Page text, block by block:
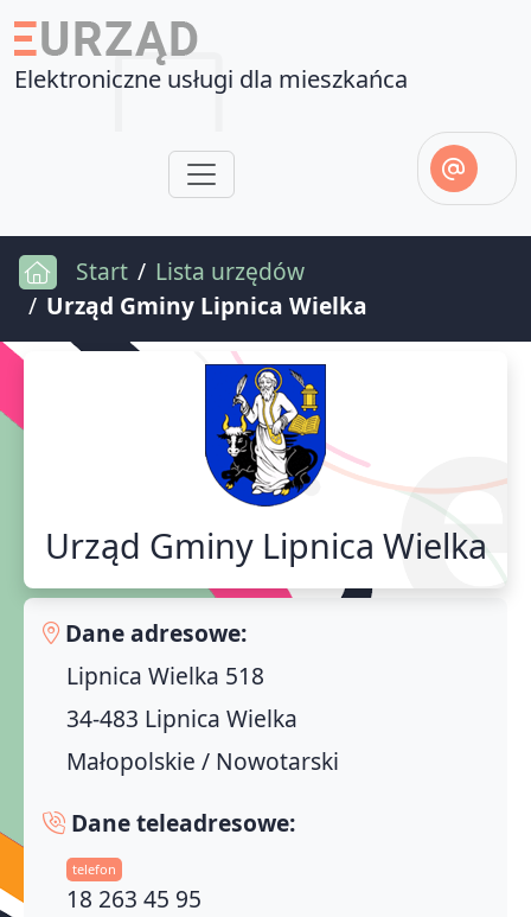
Elektroniczne usługi dla mieszkańca
Start
Lista urzędów
Urząd Gminy Lipnica Wielka
Urząd Gminy Lipnica Wielka
Dane adresowe:
Lipnica Wielka 518
34-483 Lipnica Wielka
Małopolskie / Nowotarski
Dane teleadresowe:
telefon
18 263 45 95